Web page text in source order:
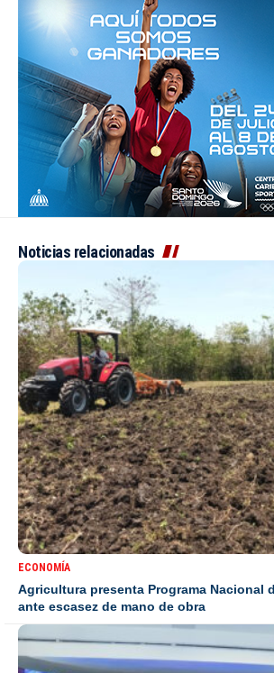
Noticias relacionadas
ECONOMÍA
Agricultura presenta Programa Nacional
ante escasez de mano de obra